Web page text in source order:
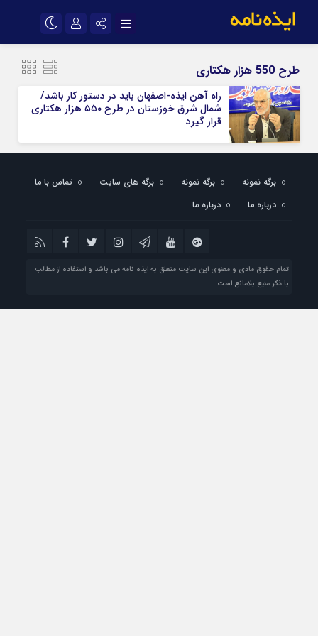
سروش
آپارات
اپلیکیشن رمز عبور
طرح 550 هزار هکتاری
راه آهن ایذه-اصفهان باید در دستور کار باشد/
شمال شرق خوزستان در طرح ۵۵۰ هزار هکتاری
قرار گیرد
برگه نمونه برگه نمونه برگه های سایت
تماس با ما
درباره ما
درباره ما
تمام حقوق مادی و معنوی این سایت متعلق به ایذه نامه می باشد و استفاده از مطالب
با ذکر منبع بلامانع است.